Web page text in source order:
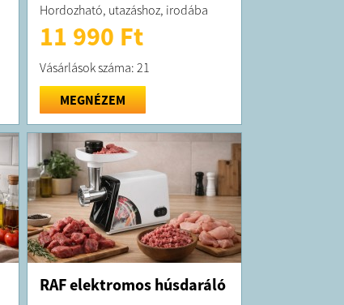
Hordozható, utazáshoz, irodába
11 990 Ft
Vásárlások száma: 21
MEGNÉZEM
RAF elektromos húsdaráló